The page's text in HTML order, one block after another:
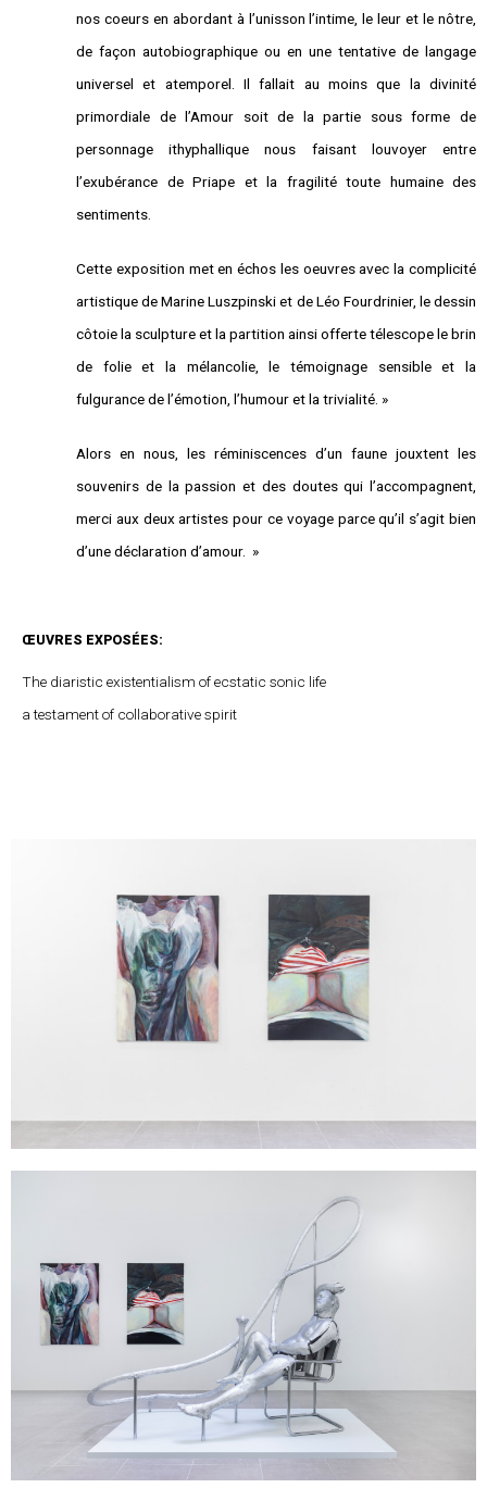
nos coeurs en abordant à l’unisson l’intime, le leur et le nôtre,
de façon autobiographique ou en une tentative de langage
universel et atemporel. Il fallait au moins que la divinité
primordiale de l’Amour soit de la partie sous forme de
personnage ithyphallique nous faisant louvoyer entre
l’exubérance de Priape et la fragilité toute humaine des
sentiments.
Cette exposition met en échos les oeuvres avec la complicité
artistique de Marine Luszpinski et de Léo Fourdrinier, le dessin
côtoie la sculpture et la partition ainsi offerte télescope le brin
de folie et la mélancolie, le témoignage sensible et la
fulgurance de l’émotion, l’humour et la trivialité. »
Alors en nous, les réminiscences d’un faune jouxtent les
souvenirs de la passion et des doutes qui l’accompagnent,
merci aux deux artistes pour ce voyage parce qu’il s’agit bien
d’une déclaration d’amour. »
ŒUVRES EXPOSÉES:
The diaristic existentialism of ecstatic sonic life
a testament of collaborative spirit